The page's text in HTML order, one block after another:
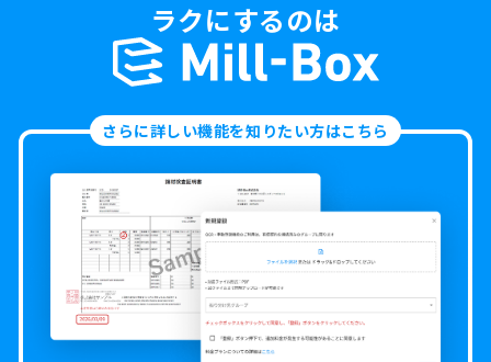
ラクにするのは
さらに詳しい機能を知りたい方はこちら